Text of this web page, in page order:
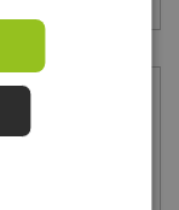
op in